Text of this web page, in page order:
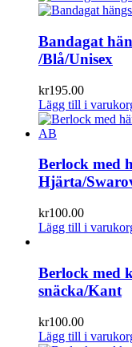
Bandagat
/Blå/Unisex
kr195.00
Lägg till i
Berlock med
Hjärta/
kr100.00
Lägg till i
Berlock med
snäcka/Kant
kr100.00
Lägg till i